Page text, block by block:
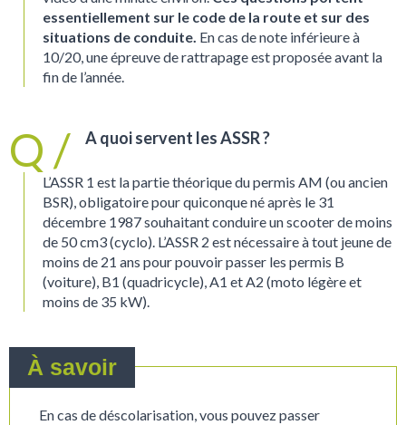
essentiellement sur le code de la route et sur des
situations de conduite. En cas de note inférieure à
10/20, une épreuve de rattrapage est proposée avant la
fin de l’année.
A quoi servent les ASSR ?
L’ASSR 1 est la partie théorique du permis AM (ou ancien
BSR), obligatoire pour quiconque né après le 31
décembre 1987 souhaitant conduire un scooter de moins
de 50 cm3 (cyclo). L’ASSR 2 est nécessaire à tout jeune de
moins de 21 ans pour pouvoir passer les permis B
(voiture), B1 (quadricycle), A1 et A2 (moto légère et
moins de 35 kW).
En cas de déscolarisation, vous pouvez passer
À savoir